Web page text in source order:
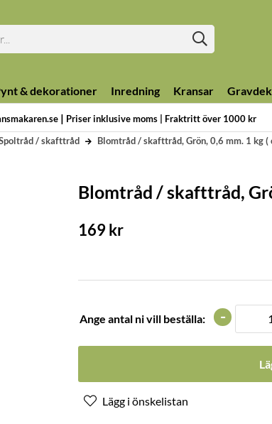
| Priser inklusive moms | Fraktritt över 1000 kr
& dekorationer Inredning Kransar
/ skafttråd Blomtråd / skafttråd, Grön, 0,6 mm. 1 kg (
Blomtråd / skafttråd,
169kr
Ange antal ni vill beställa: -